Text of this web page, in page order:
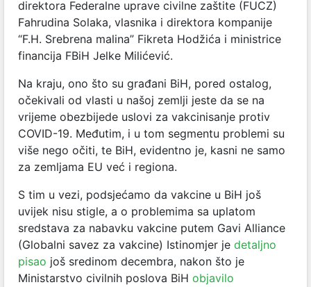
direktora Federalne uprave civilne zaštite (FUCZ)
Fahrudina Solaka, vlasnika i direktora kompanije
“F.H. Srebrena malina” Fikreta Hodžića i ministrice
financija FBiH Jelke Milićević.
Na kraju, ono što su građani BiH, pored ostalog,
očekivali od vlasti u našoj zemlji jeste da se na
vrijeme obezbijede uslovi za vakcinisanje protiv
COVID-19. Međutim, i u tom segmentu problemi su
više nego očiti, te BiH, evidentno je, kasni ne samo
za zemljama EU već i regiona.
S tim u vezi, podsjećamo da vakcine u BiH još
uvijek nisu stigle, a o problemima sa uplatom
sredstava za nabavku vakcine putem Gavi Alliance
(Globalni savez za vakcine) Istinomjer je detaljno
pisao još sredinom decembra, nakon što je
Ministarstvo civilnih poslova BiH objavilo